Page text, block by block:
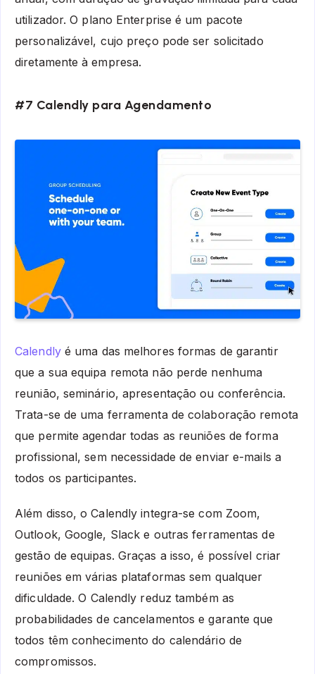
utilizador. O plano Enterprise é um pacote
personalizável, cujo preço pode ser solicitado
diretamente à empresa.
#7 Calendly para Agendamento
Calendlyé uma das melhores formas de garantir
que a sua equipa remota não perde nenhuma
reunião, seminário, apresentação ou conferência.
Trata-se de uma ferramenta de colaboração remota
que permite agendar todas as reuniões de forma
profissional, sem necessidade de enviar e-mails a
todos os participantes.
Além disso, o Calendly integra-se com Zoom,
Outlook, Google, Slack e outras ferramentas de
gestão de equipas. Graças a isso, é possível criar
reuniões em várias plataformas sem qualquer
dificuldade. O Calendly reduz também as
probabilidades de cancelamentos e garante que
todos têm conhecimento do calendário de
compromissos.